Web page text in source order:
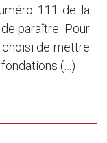
111 de la
paraître. Pour
de mettre
(…)